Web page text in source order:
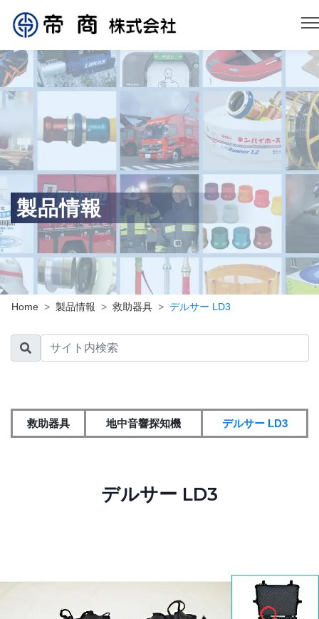
製品情報
Home 製品情報 救助器具 デルサー LD3
救助器具 地中音響探知機 デルサー LD3
デルサー LD3